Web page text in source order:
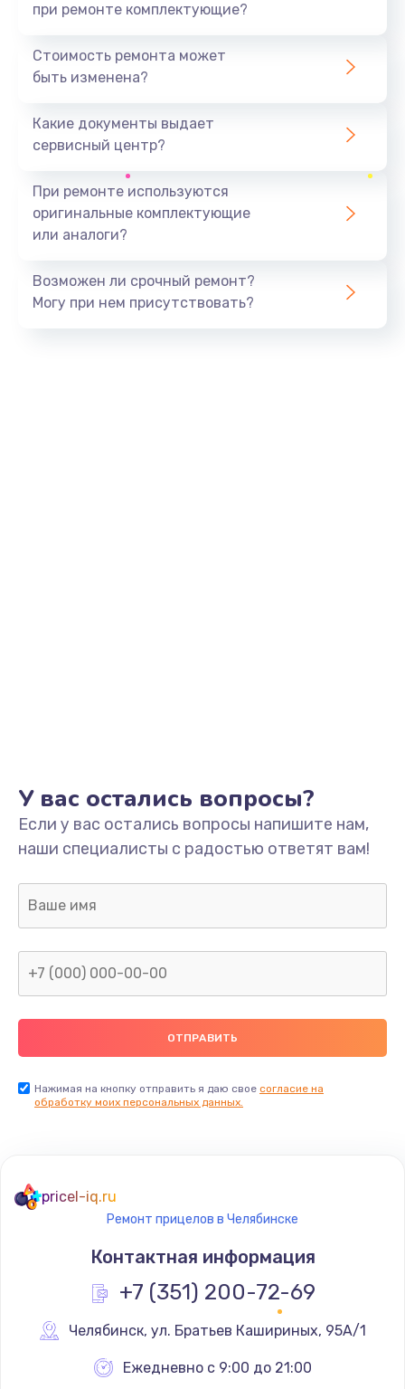
при ремонте комплектующие?
Стоимость ремонта может
быть изменена?
Какие документы выдает
сервисный центр?
При ремонте используются
оригинальные комплектующие
или аналоги?
Возможен ли срочный ремонт?
Могу при нем присутствовать?
У вас остались вопросы?
Если у вас остались вопросы напишите нам,
наши специалисты с радостью ответят вам!
Нажимая на кнопку отправить я даю свое согласие на
обработку моих персональных данных.
pricel-iq.ru
Ремонт прицелов в Челябинске
Контактная информация
+7 (351) 200-72-69
Челябинск, ул. Братьев Кашириных, 95А/1
Ежедневно с 9:00 до 21:00